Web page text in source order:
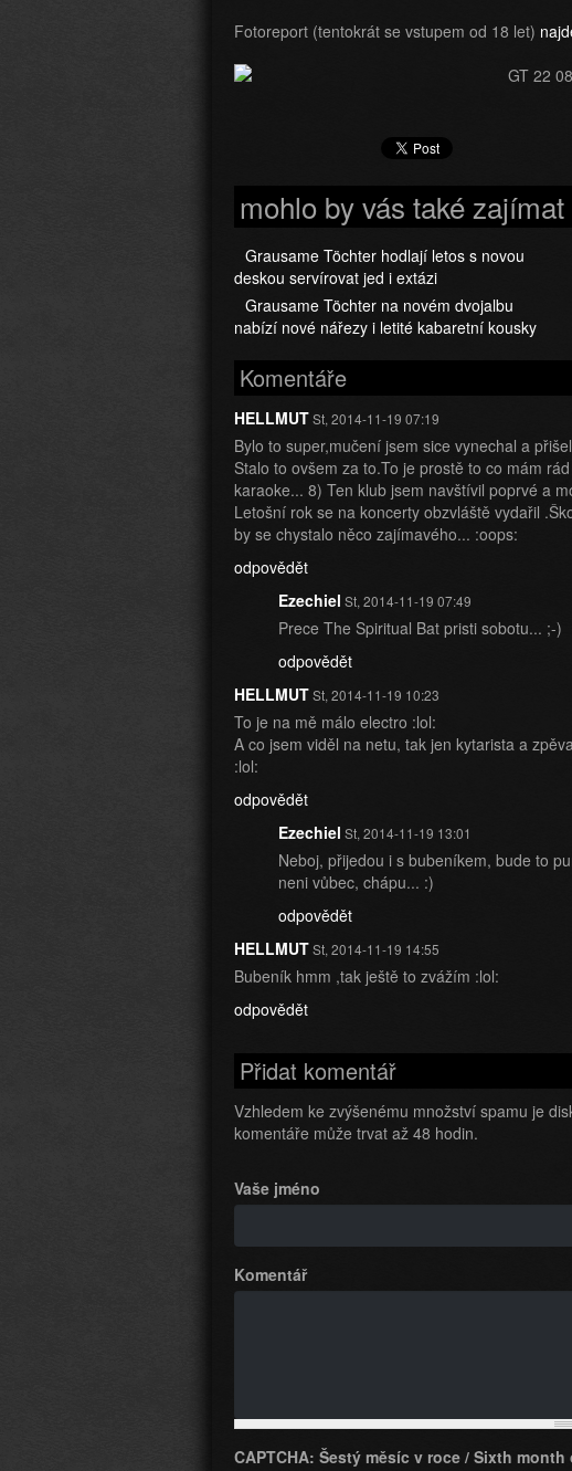
Fotoreport (tentokrát se vstupem od 18 let)
mohlo by vás také zajímat
Grausame Töchter hodlají letos s novou
deskou servírovat jed i extázi
Grausame Töchter na novém dvojalbu
nabízí nové nářezy i letité kabaretní kousky
Komentáře
HELLMUTSt, 2014-11-19 07:19
Bylo to super,mučení jsem sice vynechal a
Stalo to ovšem za to.To je prostě to co mám
karaoke... 8) Ten klub jsem navštívil poprvé a
Letošní rok se na koncerty obzvláště vydařil
by se chystalo něco zajímavého... :oops:
odpovědět
Ezechiel St, 2014-11-19 07:49
Prece The Spiritual Bat pristi sobotu... ;-)
odpovědět
HELLMUTSt, 2014-11-19 10:23
To je na mě málo electro :lol:
A co jsem viděl na netu, tak jen kytarista a
:lol:
odpovědět
Ezechiel St, 2014-11-19 13:01
Neboj, přijedou i s bubeníkem, bude to
neni vůbec, chápu... :)
odpovědět
HELLMUTSt, 2014-11-19 14:55
Bubeník hmm ,tak ještě to zvážím :lol:
odpovědět
Přidat komentář
Vzhledem ke zvýšenému množství spamu je
komentáře může trvat až 48 hodin.
Vaše jméno
Komentář
CAPTCHA: Šestý měsíc v roce / Sixth month